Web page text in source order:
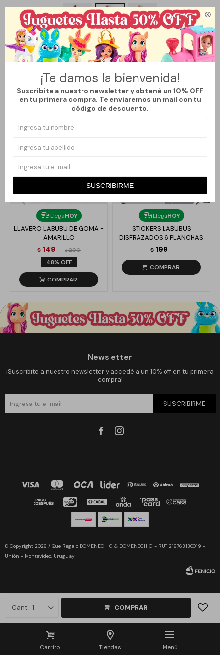

¡Te damos la bienvenida!
Suscribite a nuestro newsletter y obtené un 10% OFF
en tu primera compra. Te enviaremos un mail con tu
código de descuento.
SUSCRIBIRME
Carrito Tiendas Menú
1 COMPRAR
Métodos y costos de envío
Productos que te pueden interesar
LlegaHOY
LLAVERO LABUBU DE GOMA -
AMARILLO
$ 149 $ 290
48
LlegaHOY
STICKERS LABUBUS
DISFRAZADOS 6 PLANCHAS
$ 199
Newsletter
¡Suscribite a nuestro newsletter y accedé a un 10% off en tu primera
compra!
SUSCRIBIRME
 
© Copyright 2026 / Que Regalo DOMENECH G & DOMENECH G - RUT 216763130019 -
Unión - Montevideo, Uruguay